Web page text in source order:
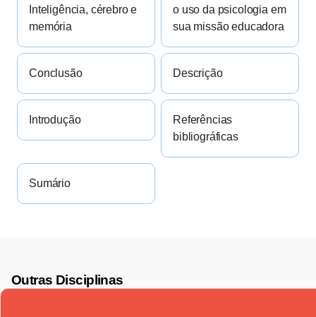
Inteligência, cérebro e
memória
o uso da psicologia em
sua missão educadora
Conclusão Descrição
Introdução
Referências
bibliográficas
Sumário
Outras Disciplinas